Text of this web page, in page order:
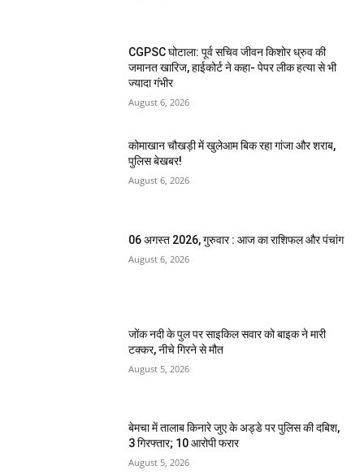
CGPSC घोटाला: पूर्व सचिव जीवन किशोर ध्रुव की
जमानत खारिज, हाईकोर्ट ने कहा- पेपर लीक हत्या से भी
ज्यादा गंभीर
August 6, 2026
कोमाखान चौखड़ी में खुलेआम बिक रहा गांजा और शराब,
पुलिस बेखबर!
August 6, 2026
06 अगस्त 2026, गुरुवार : आज का राशिफल और पंचांग
August 6, 2026
जोंक नदी के पुल पर साइकिल सवार को बाइक ने मारी
टक्कर, नीचे गिरने से मौत
August 5, 2026
बेमचा में तालाब किनारे जुए के अड्डे पर पुलिस की दबिश,
3 गिरफ्तार; 10 आरोपी फरार
August 5, 2026